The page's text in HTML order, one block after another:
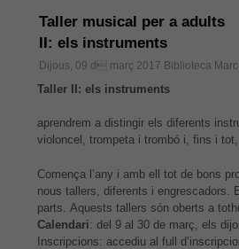
Taller musical per a adults
II: els instruments
Dijous, 09 d març 2017 Biblioteca
Taller II: els instruments
aprendrem a distingir els diferents
violoncel, trompeta i trombó i, fins i
Comença l’any i amb ell tot de bons
nous tallers, diferents i engrescadors.
parts. Aquests tallers són oberts a
Calendari: del 9 al 30 de març, els
Inscripcions: accediu al full